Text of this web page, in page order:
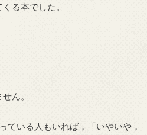
る本でした。
ん。
ている人もいれば，「いやいや，